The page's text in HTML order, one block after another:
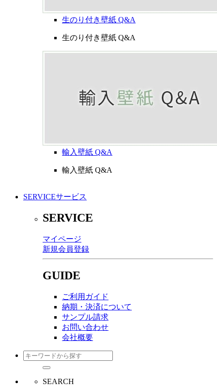
生のり付き壁紙 Q&A
生のり付き壁紙 Q&A
輸入壁紙 Q&A
輸入壁紙 Q&A
SERVICEサービス
SERVICE
マイページ
新規会員登録
GUIDE
ご利用ガイド
納期・決済について
サンプル請求
お問い合わせ
会社概要
SEARCH